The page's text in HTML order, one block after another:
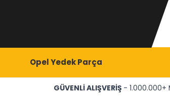
Opel Yedek Parça
GÜVENLİ ALIŞVERİŞ - 1.000.000+